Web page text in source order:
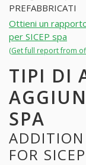
PREFABBRICATI
Ottieni un
per SICEP spa
(Get full report from
TIPI DI
SPA
FOR